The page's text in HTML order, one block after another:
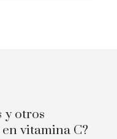
y otros
vitamina C?